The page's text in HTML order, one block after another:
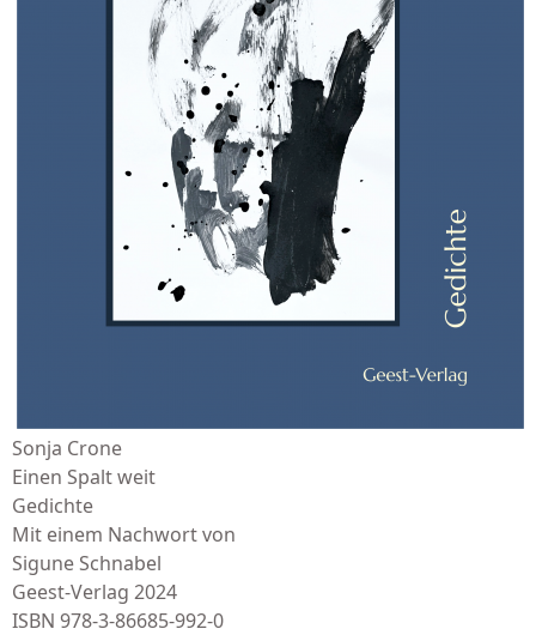
Sonja Crone
Einen Spalt weit
Gedichte
Mit einem Nachwort von
Sigune Schnabel
Geest-Verlag 2024
ISBN 978-3-86685-992-0